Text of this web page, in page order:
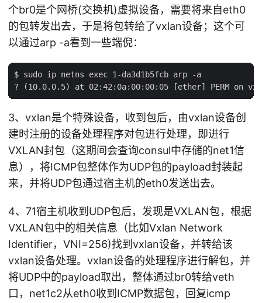
个br0是个网桥(交换机)虚拟设备，需要将来自eth0
的包转发出去，于是将包转给了vxlan设备；这个可
以通过arp -a看到一些端倪：
$ sudo ip netns exec 1-da3d1b5fcb arp -a
3、vxlan是个特殊设备，收到包后，由vxlan设备创
建时注册的设备处理程序对包进行处理，即进行
VXLAN封包（这期间会查询consul中存储的net1信
息），将ICMP包整体作为UDP包的payload封装起
来，并将UDP包通过宿主机的eth0发送出去。
4、71宿主机收到UDP包后，发现是VXLAN包，根据
VXLAN包中的相关信息（比如Vxlan Network
Identifier，VNI=256)找到vxlan设备，并转给该
vxlan设备处理。vxlan设备的处理程序进行解包，并
将UDP中的payload取出，整体通过br0转给veth
口，net1c2从eth0收到ICMP数据包，回复icmp